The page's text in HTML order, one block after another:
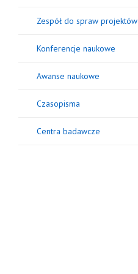
Zespół do spraw projektów
Konferencje naukowe
Awanse naukowe
Czasopisma
Centra badawcze